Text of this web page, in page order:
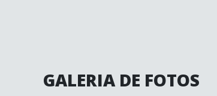
GALERIA DE FOTOS